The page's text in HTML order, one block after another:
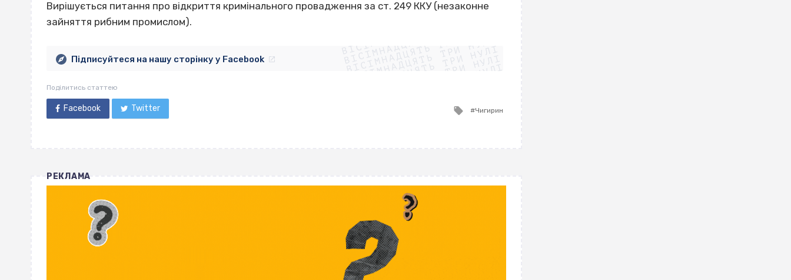
Вирішується питання про відкриття кримінального провадження за ст. 249 ККУ (незаконне
зайняття рибним промислом).
ВІСІМНАДЦЯТЬ ТРИ НУЛІ
ВІСІМНАДЦЯТЬ ТРИ НУЛІ
ВІСІМНАДЦЯТЬ ТРИ НУЛІ
ВІСІМНАДЦЯТЬ ТРИ НУЛІ
ВІСІМНАДЦЯТЬ ТРИ НУЛІ
ВІСІМНАДЦЯТЬ ТРИ НУЛІ
ВІСІМНАДЦЯТЬ ТРИ НУЛІ
ВІСІМНАДЦЯТЬ ТРИ НУЛІ
Підписуйтеся на нашу сторінку у Facebook
Поділитись статтею
Facebook Twitter
Tagged
Чигирин
РЕКЛАМА